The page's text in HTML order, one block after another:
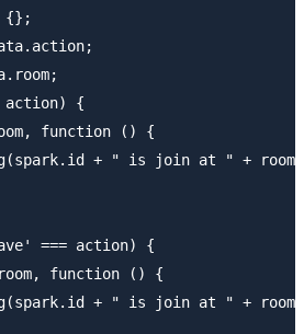
{};
action) {
function () {
+ " is join at " +
=== action) {
function () {
+ " is join at " +